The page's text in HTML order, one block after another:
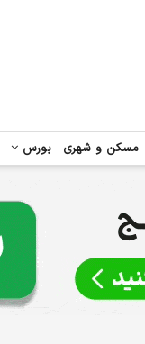
مسکن و شهری بورس